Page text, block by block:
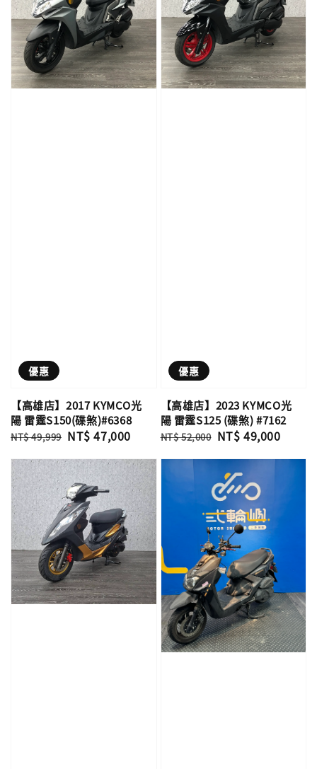
優惠
【高雄店】2017 KYMCO光
陽 雷霆S150(碟煞)#6368
Regular
NT$ 49,999 Sale
NT$ 47,000
優惠
【高雄店】2023 KYMCO光
陽 雷霆S125 (碟煞) #7162
Regular
NT$ 52,000 Sale
NT$ 49,000